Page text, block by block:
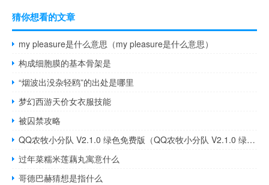
猜你想看的文章
my pleasure是什么意思（my pleasure是什么意思）
构成细胞膜的基本骨架是
“烟波出没杂轻鸥”的出处是哪里
梦幻西游天价女衣服技能
被囚禁攻略
QQ农牧小分队 V2.1.0 绿色免费版（QQ农牧小分队 V2.1.0 绿色免费版功能简介）
过年菜糯米莲藕丸寓意什么
哥德巴赫猜想是指什么